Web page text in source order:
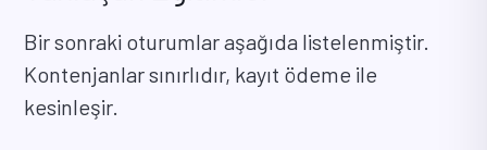
Bir sonraki oturumlar aşağıda listelenmiştir.
Kontenjanlar sınırlıdır, kayıt ödeme ile
kesinleşir.